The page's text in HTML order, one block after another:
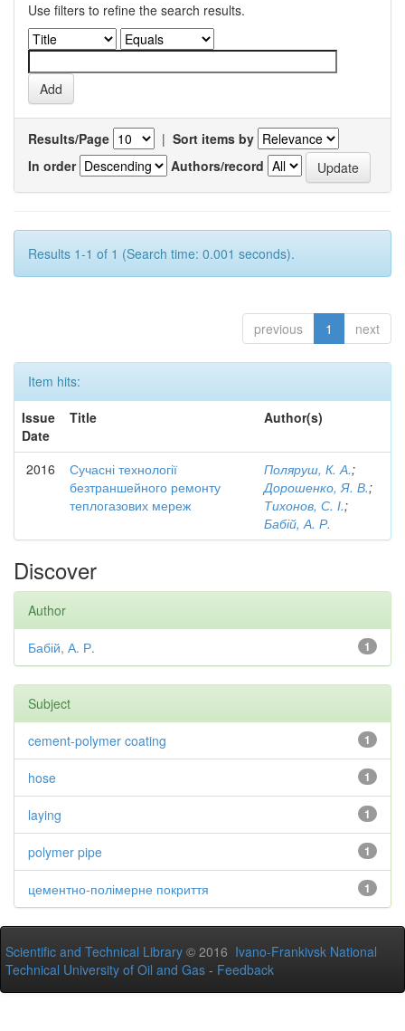
Use filters to refine the search results.
Results/Page | Sort items by
In order
Authors/record
Results 1-1 of 1 (Search time: 0.001 seconds).
previous 1 next
Item hits:
Issue
Date
Title Author(s)
2016
Сучасні технології
безтраншейного ремонту
теплогазових мереж
Поляруш, К. А.;
Дорошенко, Я. В.;
Тихонов, С. І.;
Бабій, А. Р.
Discover
Author
1
Бабій, А. Р.
Subject
1
cement-polymer coating
1
hose
1
laying
1
polymer pipe
1
цементно-полімерне покриття
Scientific and Technical Library © 2016 Ivano-Frankivsk National
Technical University of Oil and Gas - Feedback